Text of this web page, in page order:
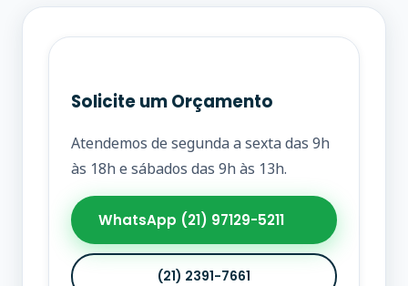
Solicite um Orçamento
Atendemos de segunda a sexta das 9h
às 18h e sábados das 9h às 13h.
WhatsApp (21) 97129-5211
(21) 2391-7661